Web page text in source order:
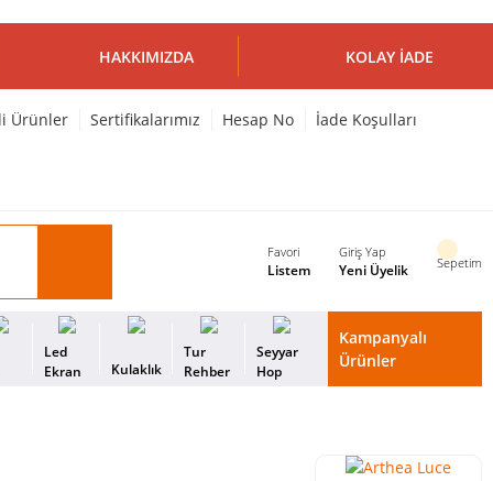
HAKKIMIZDA KOLAY İADE
Ürünler Sertifikalarımız Hesap No İade Koşulları
Favori
Listem
Giriş Yap
Yeni Üyelik Sepetim
Led
Ekran
Kulaklık
Tur
Rehber
Seyyar
Hop
Kampanyalı
Ürünler